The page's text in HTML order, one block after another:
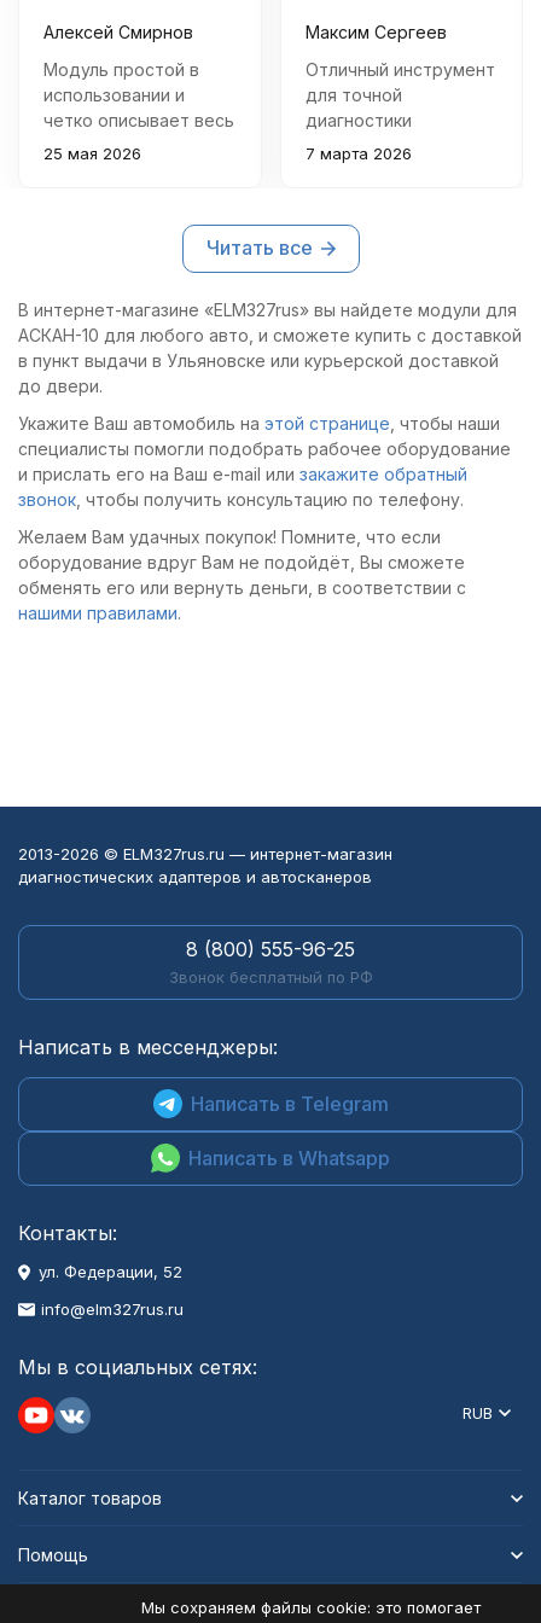
Алексей Смирнов
Модуль простой в
использовании и
четко описывает весь
процесс регистрации.
получилось с первого
25 мая 2026
Максим Сергеев
Отличный инструмент
для точной
диагностики
дизельных моторов
высокая точность
данных позволяют
быстро выявить
Модуль отлично
справляется со своей
задачей.
7 марта 2026
Читать все
В интернет-магазине «ELM327rus» вы найдете модули для
АСКАН-10 для любого авто, и сможете купить с доставкой
в пункт выдачи в Ульяновске или курьерской доставкой
до двери.
Укажите Ваш автомобиль на этой странице , чтобы наши
специалисты помогли подобрать рабочее оборудование
и прислать его на Ваш e-mail или закажите обратный
звонок , чтобы получить консультацию по телефону.
Желаем Вам удачных покупок! Помните, что если
оборудование вдруг Вам не подойдёт, Вы сможете
обменять его или вернуть деньги, в соответствии с
нашими правилами.
2013-2026 © ELM327rus.ru — интернет-магазин
диагностических адаптеров и автосканеров
8 (800) 555-96-25
Звонок бесплатный по РФ
Написать в мессенджеры:
Написать в Telegram
Написать в Whatsapp
Контакты:
ул. Федерации, 52
info@elm327rus.ru
Мы в социальных сетях:
RUB
Каталог товаров
Помощь
Мы сохраняем файлы cookie: это помогает